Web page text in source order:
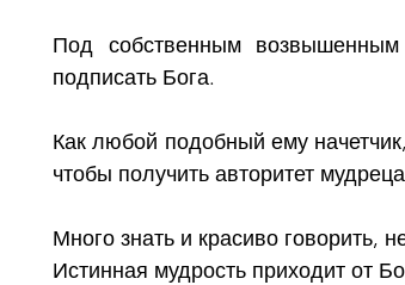
Под собственным
подписать Бога.
Как любой подобный ему
чтобы получить авторитет
Много знать и красиво говорить,
Истинная мудрость приходит от